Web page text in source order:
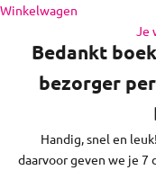
Naar inhoud
Winkelwagen
Je
de regio
Bedankt
bezorger
Handig, snel en
daarvoor geven we je 7